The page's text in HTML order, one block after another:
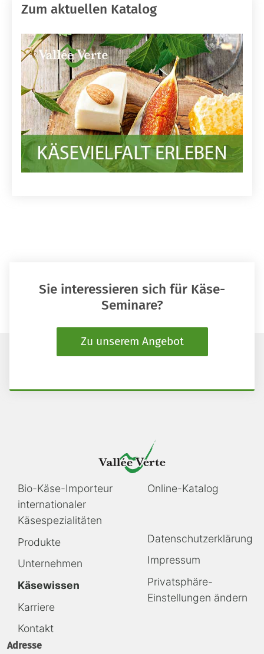
Zum aktuellen Katalog
Sie interessieren sich für Käse-
Seminare?
Zu unserem Angebot
Navigation
überspringen
Bio-Käse-Importeur
internationaler
Käsespezialitäten
Produkte
Unternehmen
Käsewissen
Karriere
Kontakt
Navigation
Online-Katalog
Navigation
überspringen
Datenschutzerklärung
Impressum
Privatsphäre-
Einstellungen ändern
Adresse